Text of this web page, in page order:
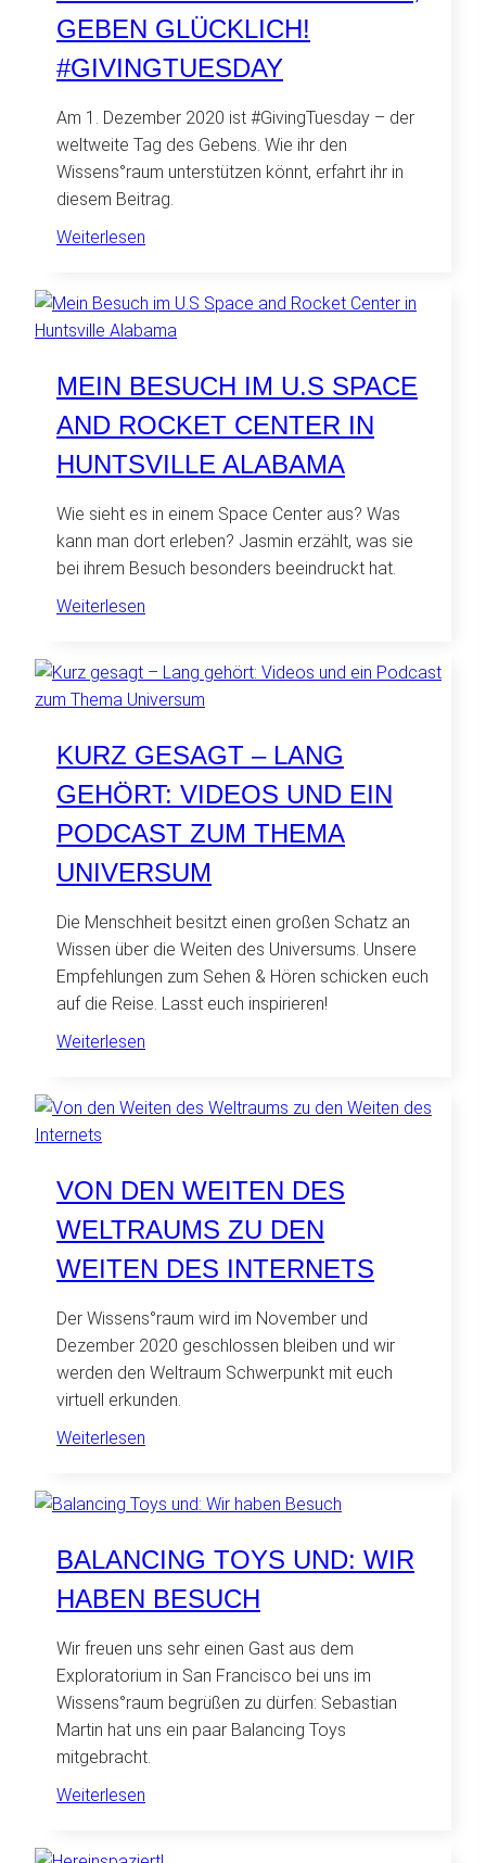
GEBEN GLÜCKLICH!
#GIVINGTUESDAY
Am 1. Dezember 2020 ist #GivingTuesday – der
weltweite Tag des Gebens. Wie ihr den
Wissens°raum unterstützen könnt, erfahrt ihr in
diesem Beitrag.
Weiterlesen
uns
stark,
geben
glücklich!
#GivingTuesday
MEIN BESUCH IM U.S SPACE
AND ROCKET CENTER IN
HUNTSVILLE ALABAMA
Wie sieht es in einem Space Center aus? Was
kann man dort erleben? Jasmin erzählt, was sie
bei ihrem Besuch besonders beeindruckt hat.
Weiterlesen
im
U.S
Space
and
Rocket
Center
in
Huntsville
KURZ GESAGT – LANG
GEHÖRT: VIDEOS UND EIN
PODCAST ZUM THEMA
UNIVERSUM
Die Menschheit besitzt einen großen Schatz an
Wissen über die Weiten des Universums. Unsere
Empfehlungen zum Sehen & Hören schicken euch
auf die Reise. Lasst euch inspirieren!
Weiterlesen
–
gehört:
Videos
und
ein
Podcast
zum
Thema
Universum
VON DEN WEITEN DES
WELTRAUMS ZU DEN
WEITEN DES INTERNETS
Der Wissens°raum wird im November und
Dezember 2020 geschlossen bleiben und wir
werden den Weltraum Schwerpunkt mit euch
virtuell erkunden.
Weiterlesen
Weiten
des
Weltraums
zu
Weiten
des
Internets
BALANCING TOYS UND: WIR
HABEN BESUCH
Wir freuen uns sehr einen Gast aus dem
Exploratorium in San Francisco bei uns im
Wissens°raum begrüßen zu dürfen: Sebastian
Martin hat uns ein paar Balancing Toys
mitgebracht.
Weiterlesen